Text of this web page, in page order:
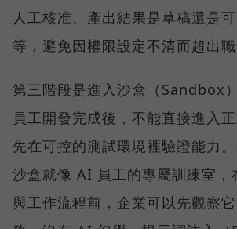
人工核准、產出結果是草稿還是
等，避免因權限設定不清而超出職
第三階段是進入沙盒（Sandbox
員工開發完成後，不能直接進入
先在可控的測試環境裡驗證能力。
沙盒就像 AI 員工的專屬訓練室，
與工作流程前，企業可以先觀察